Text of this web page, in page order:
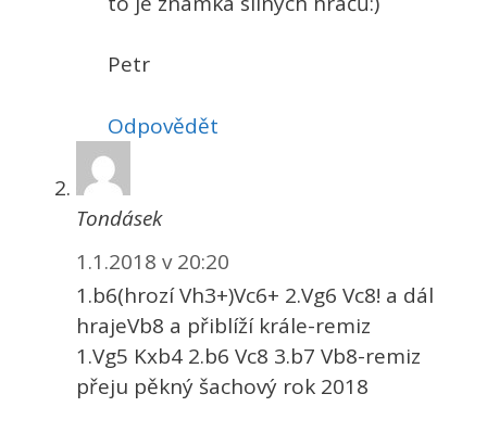
Petr
Odpovědět
Tondásek
1.1.2018 v 20:20
1.b6(hrozí Vh3+)Vc6+ 2.Vg6 Vc8! a dál
hrajeVb8 a přiblíží krále-remiz
1.Vg5 Kxb4 2.b6 Vc8 3.b7 Vb8-remiz
přeju pěkný šachový rok 2018